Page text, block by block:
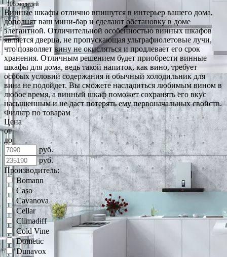
106 моделей
Винные шкафы отлично впишутся в интерьер вашего дома,
дополнят ваш мини-бар и сделают обстановку в доме
элегантной. Отличительной особенностью винных шкафов
является дверца, не пропускающая ультрафиолетовые лучи,
что позволяет вину не окисляться и продлевает его срок
хранения. Отличным решением будет приобрести винные
шкафы для дома, ведь такой напиток, как вино, требует
особых условий содержания и обычный холодильник для
вина не подойдет. Вы сможете насладиться любимым вином в
любое время, а винный шкаф поможет сохранять его вкус
насыщенным и не даст потерять ему первоначальных свойств.
Фильтр по товарам
Цена
от
до
руб.
руб.
Производитель:
Bomann
Caso
Cavanova
Cellar
Climadiff
Cold Vine
Dometic
Dunavox